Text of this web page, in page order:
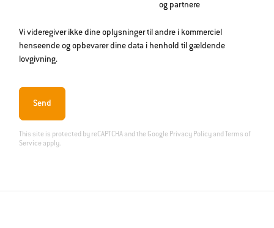
og partnere
Vi videregiver ikke dine oplysninger til andre i kommerciel
henseende og opbevarer dine data i henhold til gældende
lovgivning.
Send
This site is protected by reCAPTCHA and the Google Privacy Policy and Terms of
Service apply.